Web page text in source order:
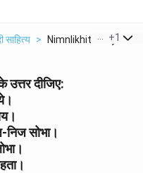
साहित्य > Nimnlikhit Padyon
+1
उत्तर दीजिए:
निज सोभा।